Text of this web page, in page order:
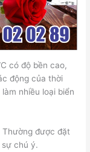
có độ bền cao,
động của thời
nhiều loại biển
Thường được đặt
chú ý.